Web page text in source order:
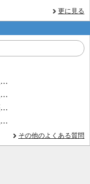
更に見る
事前に国際送料を知ることはできますか？
在庫売切などで入金超過が発生した場合はいつ返金されますか？
注文送信後、他にも欲しい商品が見つかった場合、追加注文できますか？
銀行振り込みの振込先はどこに記載されていますか？
その他のよくある質問